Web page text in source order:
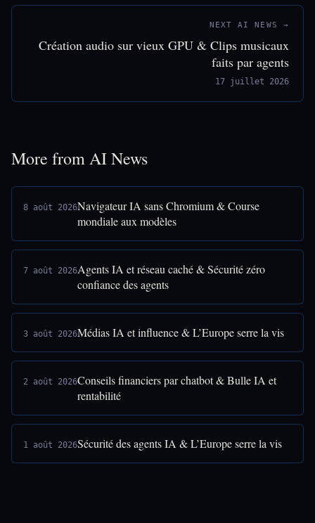
NEXT AI NEWS →
Création audio sur vieux GPU & Clips musicaux
faits par agents
17 juillet 2026
More from AI News
8 août 2026Navigateur IA sans Chromium & Course
mondiale aux modèles
7 août 2026Agents IA et réseau caché & Sécurité zéro
confiance des agents
3 août 2026Médias IA et influence & L’Europe serre la vis
2 août 2026Conseils financiers par chatbot & Bulle IA et
rentabilité
1 août 2026Sécurité des agents IA & L’Europe serre la vis